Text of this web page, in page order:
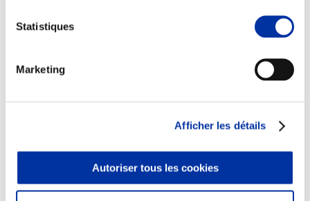
Statistiques
Marketing
Afficher les détails
Autoriser tous les cookies